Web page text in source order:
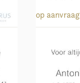
152
op aanvraag